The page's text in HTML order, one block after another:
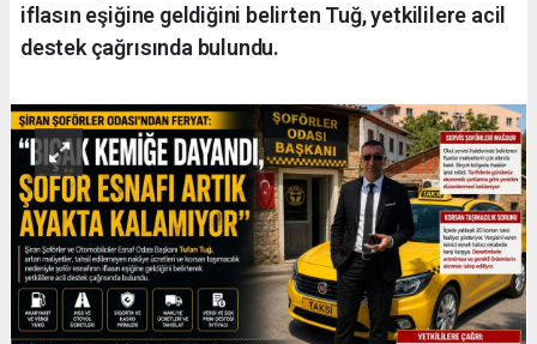
iflasın eşiğine geldiğini belirten Tuğ, yetkililere acil
destek çağrısında bulundu.